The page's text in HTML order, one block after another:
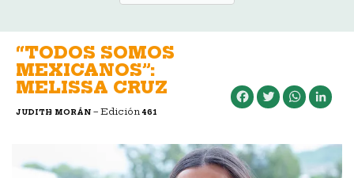
“TODOS SOMOS
MEXICANOS”:
MELISSA CRUZ
JUDITH MORÁN – Edición461
Facebook Twitter WhatsApp